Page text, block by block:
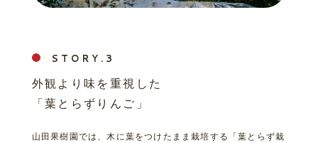
STORY.
外観より味を重視した
「葉とらずりんご」
山田果樹園では、木に葉をつけたまま栽培する「葉とらず栽